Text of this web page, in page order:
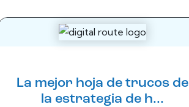
La mejor hoja de trucos de
la estrategia de h...